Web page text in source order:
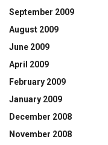
September 2009
August 2009
June 2009
April 2009
February 2009
January 2009
December 2008
November 2008